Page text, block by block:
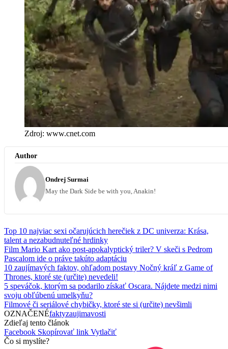
Zdroj: www.cnet.com
Author
Ondrej Surmai
May the Dark Side be with you, Anakin!
Top 10 najviac sexi očarujúcich herečiek z DC univerza: Krása,
talent a nezabudnuteľné hrdinky
Film Mario Kart ako post-apokalyptický triler? V skeči s Pedrom
Pascalom ide o práve takúto adaptáciu
10 zaujímavých faktov, ohľadom postavy Nočný kráľ z Game of
Thrones, ktoré ste (určite) nevedeli!
5 speváčok, ktorým sa podarilo získať Oscara. Nájdete medzi nimi
svoju obľúbenú umelkyňu?
Filmové či seriálové chybičky, ktoré ste si (určite) nevšimli
OZNAČENÉfaktyzaujimavosti
Zdieľaj tento článok
Facebook Skopírovať link Vytlačiť
Čo si myslíte?